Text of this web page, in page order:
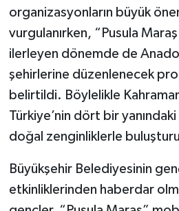
organizasyonların büyük
vurgulanırken, “Pusula
ilerleyen dönemde de
şehirlerine düzenlenecek
belirtildi. Böylelikle
Türkiye’nin dört bir
doğal zenginliklerle
Büyükşehir Belediyesinin
etkinliklerinden haberdar